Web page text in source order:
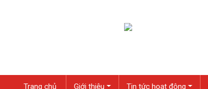
Trang chủ Giới thiệu Tin tức hoạt động